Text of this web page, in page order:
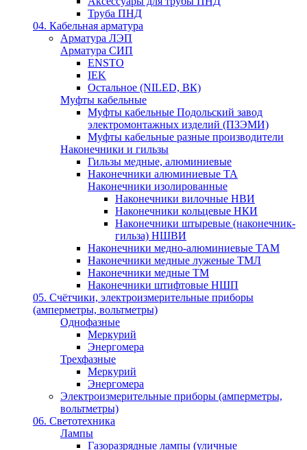
Труба ПНД
04. Кабельная арматура
Арматура ЛЭП
Арматура СИП
ENSTO
IEK
Остальное (NILED, ВК)
Муфты кабельные
Муфты кабельные Подольский завод
электромонтажных изделий (ПЗЭМИ)
Муфты кабельные разные производители
Наконечники и гильзы
Гильзы медные, алюминиевые
Наконечники алюминиевые ТА
Наконечники изолированные
Наконечники вилочные НВИ
Наконечники кольцевые НКИ
Наконечники штыревые (наконечник-
гильза) НШВИ
Наконечники медно-алюминиевые ТАМ
Наконечники медные луженые ТМЛ
Наконечники медные ТМ
Наконечники штифтовые НШП
05. Счётчики, электроизмерительные приборы
(амперметры, вольтметры)
Однофазные
Меркурий
Энергомера
Трехфазные
Меркурий
Энергомера
Электроизмерительные приборы (амперметры,
вольтметры)
06. Светотехника
Лампы
Газоразрядные лампы (уличные